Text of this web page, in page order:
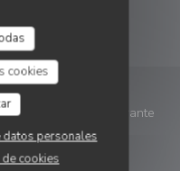
de las
cookies
datos personales
cookies
web de restaurante
((abre en una nueva
DE USO